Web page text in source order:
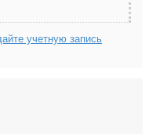
учетную запись